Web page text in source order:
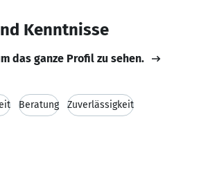
Kenntnisse
das ganze Profil zu sehen.
Beratung Zuverlässigkeit